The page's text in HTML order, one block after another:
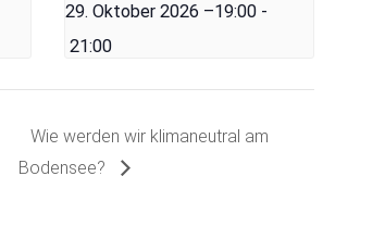
29. Oktober 2026 –19:00 -
21:00
Wie werden wir klimaneutral am
Bodensee?